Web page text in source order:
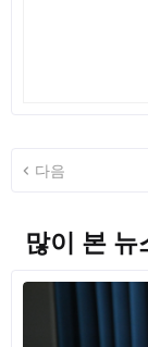
다음
많이 본 뉴